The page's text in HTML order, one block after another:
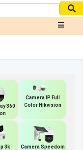
360
Camera IP Full
Color Hikvision
3k
Camera Speedom